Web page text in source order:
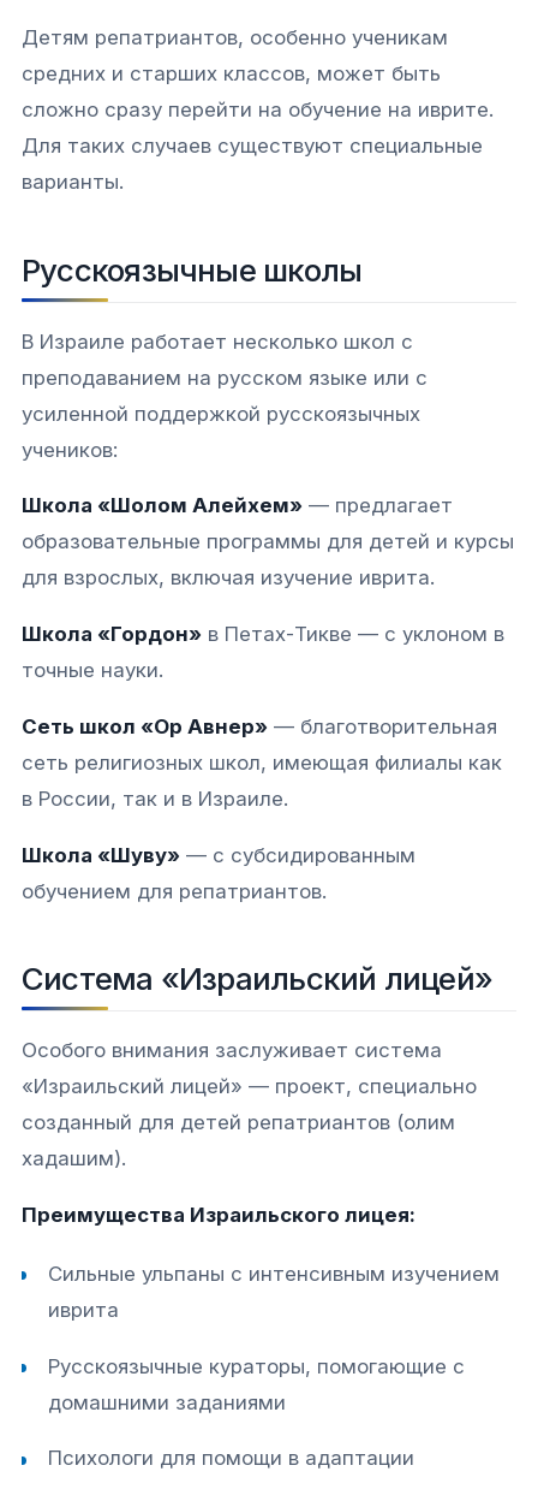
Детям репатриантов, особенно ученикам
средних и старших классов, может быть
сложно сразу перейти на обучение на иврите.
Для таких случаев существуют специальные
варианты.​
Русскоязычные школы
В Израиле работает несколько школ с
преподаванием на русском языке или с
усиленной поддержкой русскоязычных
учеников:
Школа «Шолом Алейхем» — предлагает
образовательные программы для детей и курсы
для взрослых, включая изучение иврита.​
Школа «Гордон» в Петах-Тикве — с уклоном в
точные науки.​
Сеть школ «Ор Авнер» — благотворительная
сеть религиозных школ, имеющая филиалы как
в России, так и в Израиле.​
Школа «Шуву» — с субсидированным
обучением для репатриантов.​
Система «Израильский лицей»
Особого внимания заслуживает система
«Израильский лицей» — проект, специально
созданный для детей репатриантов (олим
хадашим).​
Преимущества Израильского лицея:
Сильные ульпаны с интенсивным изучением
иврита
Русскоязычные кураторы, помогающие с
домашними заданиями
Психологи для помощи в адаптации